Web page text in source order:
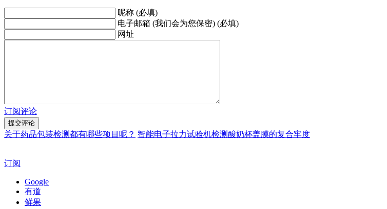
昵称 (必填)
电子邮箱 (我们会为您保密) (必填)
网址
订阅评论
关于药品包装检测都有哪些项目呢？ 智能电子拉力试验机检测酸奶杯盖膜的复合牢度
订阅
Google
有道
鲜果